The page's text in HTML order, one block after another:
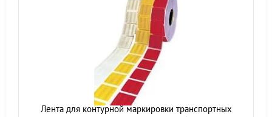
Лента для контурной маркировки транспортных